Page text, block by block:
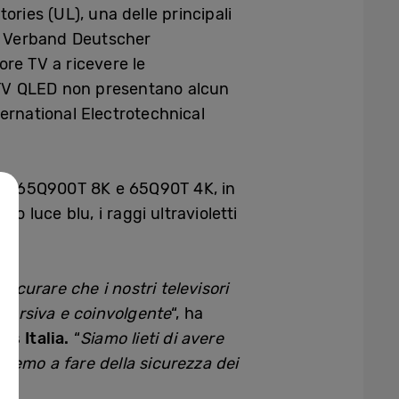
(UL), una delle principali
Deutscher
TV a ricevere le
QLED non presentano alcun
Electrotechnical
65Q900T 8K e 65Q90T 4K, in
luce blu, i raggi ultravioletti
che i nostri televisori
e coinvolgente“, ha
Italia. “Siamo lieti di avere
a fare della sicurezza dei